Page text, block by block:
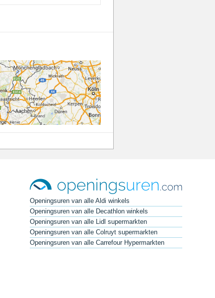
Openingsuren van alle Aldi winkels
Openingsuren van alle Decathlon winkels
Openingsuren van alle Lidl supermarkten
Openingsuren van alle Colruyt supermarkten
Openingsuren van alle Carrefour Hypermarkten